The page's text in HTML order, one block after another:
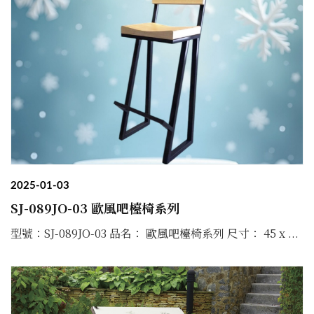
2025-01-03
SJ-089JO-03 歐風吧檯椅系列
型號：SJ-089JO-03 品名： 歐風吧檯椅系列 尺寸： 45 x ...